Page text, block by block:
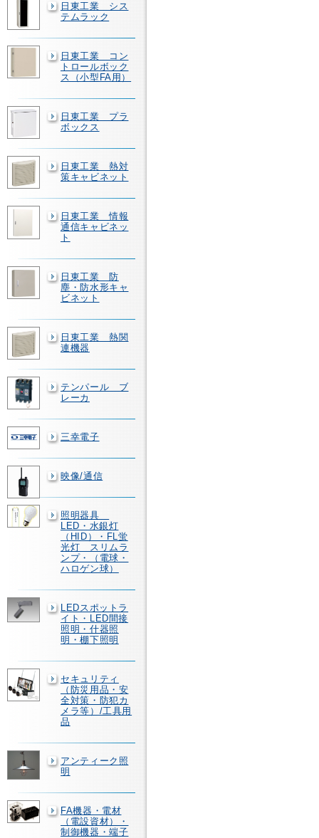
日東工業 シス
テムラック
日東工業 コン
トロールボック
ス（小型FA用）
日東工業 プラ
ボックス
日東工業 熱対
策キャビネット
日東工業 情報
通信キャビネッ
ト
日東工業 防
塵・防水形キャ
ビネット
日東工業 熱関
連機器
テンパール ブ
レーカ
三幸電子
映像/通信
照明器具
LED・水銀灯
（HID）・FL蛍
光灯 スリムラ
ンプ・（電球・
ハロゲン球）
LEDスポットラ
イト・LED間接
照明・什器照
明・棚下照明
セキュリティ
（防災用品・安
全対策・防犯カ
メラ等）/工具用
品
アンティーク照
明
FA機器・電材
（電設資材）・
制御機器・端子